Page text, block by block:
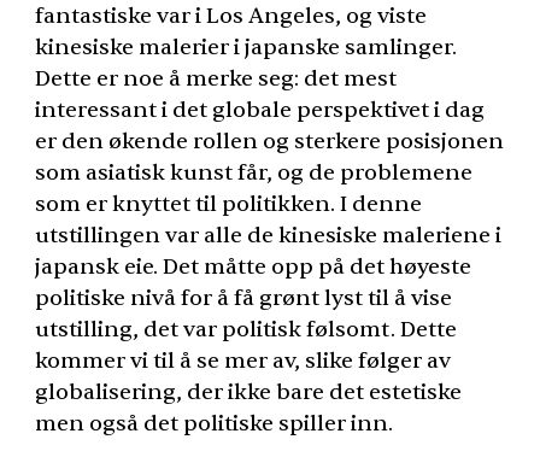
fantastiske var i Los Angeles, og viste
kinesiske malerier i japanske samlinger.
Dette er noe å merke seg: det mest
interessant i det globale perspektivet i dag
er den økende rollen og sterkere posisjonen
som asiatisk kunst får, og de problemene
som er knyttet til politikken. I denne
utstillingen var alle de kinesiske maleriene i
japansk eie. Det måtte opp på det høyeste
politiske nivå for å få grønt lyst til å vise
utstilling, det var politisk følsomt. Dette
kommer vi til å se mer av, slike følger av
globalisering, der ikke bare det estetiske
men også det politiske spiller inn.